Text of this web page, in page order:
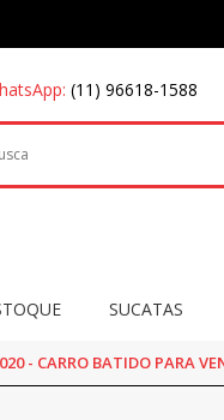
(11) 96618-1588
SUCATAS
- CARRO BATIDO PARA